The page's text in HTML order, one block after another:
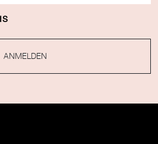
ANMELDEN